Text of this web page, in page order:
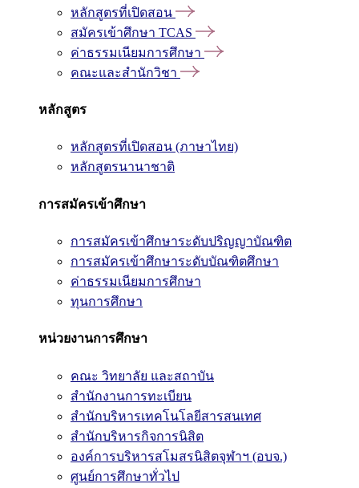
หลักสูตรที่เปิดสอน
สมัครเข้าศึกษา TCAS
ค่าธรรมเนียมการศึกษา
คณะและสำนักวิชา
หลักสูตร
หลักสูตรที่เปิดสอน (ภาษาไทย)
หลักสูตรนานาชาติ
การสมัครเข้าศึกษา
การสมัครเข้าศึกษาระดับปริญญาบัณฑิต
การสมัครเข้าศึกษาระดับบัณฑิตศึกษา
ค่าธรรมเนียมการศึกษา
ทุนการศึกษา
หน่วยงานการศึกษา
คณะ วิทยาลัย และสถาบัน
สำนักงานการทะเบียน
สำนักบริหารเทคโนโลยีสารสนเทศ
สำนักบริหารกิจการนิสิต
องค์การบริหารสโมสรนิสิตจุฬาฯ (อบจ.)
ศูนย์การศึกษาทั่วไป